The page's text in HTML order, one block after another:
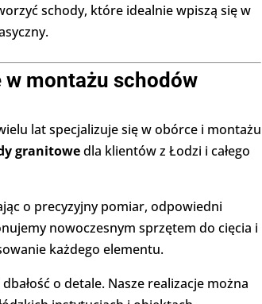
schody, które idealnie wpiszą się w
montażu schodów
lat specjalizuje się w obórce i montażu
granitowedla klientów z Łodzi i całego
o precyzyjny pomiar, odpowiedni
nowoczesnym sprzętem do cięcia i
każdego elementu.
o detale. Nasze realizacje można